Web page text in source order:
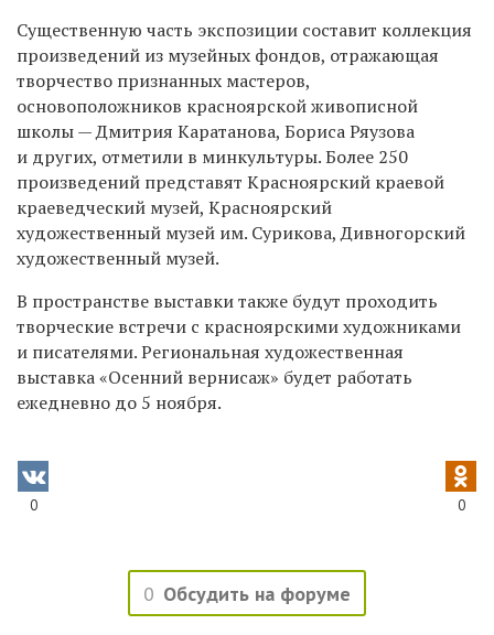
Существенную часть экспозиции составит коллекция
произведений из музейных фондов, отражающая
творчество признанных мастеров,
основоположников красноярской живописной
школы — Дмитрия Каратанова, Бориса Ряузова
и других, отметили в минкультуры. Более 250
произведений представят Красноярский краевой
краеведческий музей, Красноярский
художественный музей им. Сурикова, Дивногорский
художественный музей.
В пространстве выставки также будут проходить
творческие встречи с красноярскими художниками
и писателями. Региональная художественная
выставка «Осенний вернисаж» будет работать
ежедневно до 5 ноября.
0 0
0 Обсудить на форуме